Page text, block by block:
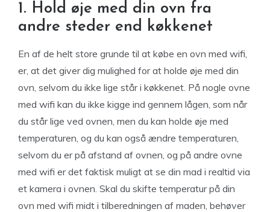
1. Hold øje med din ovn fra
andre steder end køkkenet
En af de helt store grunde til at købe en ovn med wifi,
er, at det giver dig mulighed for at holde øje med din
ovn, selvom du ikke lige står i køkkenet. På nogle ovne
med wifi kan du ikke kigge ind gennem lågen, som når
du står lige ved ovnen, men du kan holde øje med
temperaturen, og du kan også ændre temperaturen,
selvom du er på afstand af ovnen, og på andre ovne
med wifi er det faktisk muligt at se din mad i realtid via
et kamera i ovnen. Skal du skifte temperatur på din
ovn med wifi midt i tilberedningen af maden, behøver